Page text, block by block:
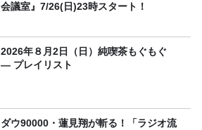
会議室』7/26(日)23時スタート！
2026年８月2日（日）純喫茶もぐもぐ
― プレイリスト
ダウ90000・蓮見翔が斬る！「ラジオ流